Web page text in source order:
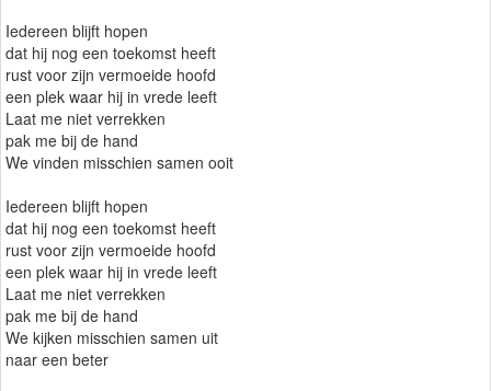
Iedereen blijft hopen
dat hij nog een toekomst heeft
rust voor zijn vermoeide hoofd
een plek waar hij in vrede leeft
Laat me niet verrekken
pak me bij de hand
We vinden misschien samen ooit
Iedereen blijft hopen
dat hij nog een toekomst heeft
rust voor zijn vermoeide hoofd
een plek waar hij in vrede leeft
Laat me niet verrekken
pak me bij de hand
We kijken misschien samen uit
naar een beter